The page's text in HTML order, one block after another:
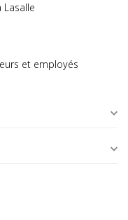
et employés